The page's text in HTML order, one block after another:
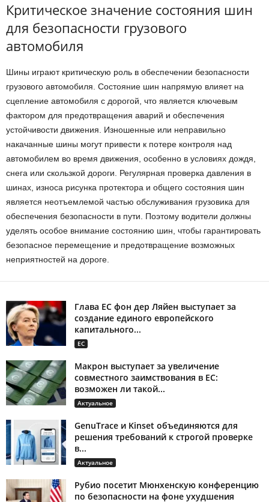
Критическое значение состояния шин
для безопасности грузового
автомобиля
Шины играют критическую роль в обеспечении безопасности
грузового автомобиля. Состояние шин напрямую влияет на
сцепление автомобиля с дорогой, что является ключевым
фактором для предотвращения аварий и обеспечения
устойчивости движения. Изношенные или неправильно
накачанные шины могут привести к потере контроля над
автомобилем во время движения, особенно в условиях дождя,
снега или скользкой дороги. Регулярная проверка давления в
шинах, износа рисунка протектора и общего состояния шин
является неотъемлемой частью обслуживания грузовика для
обеспечения безопасности в пути. Поэтому водители должны
уделять особое внимание состоянию шин, чтобы гарантировать
безопасное перемещение и предотвращение возможных
неприятностей на дороге.
Глава ЕС фон дер Ляйен выступает за
создание единого европейского
капитального...
ЕС
Макрон выступает за увеличение
совместного заимствования в ЕС:
возможен ли такой...
Актуальное
GenuTrace и Kinset объединяются для
решения требований к строгой проверке
в...
Актуальное
Рубио посетит Мюнхенскую конференцию
по безопасности на фоне ухудшения